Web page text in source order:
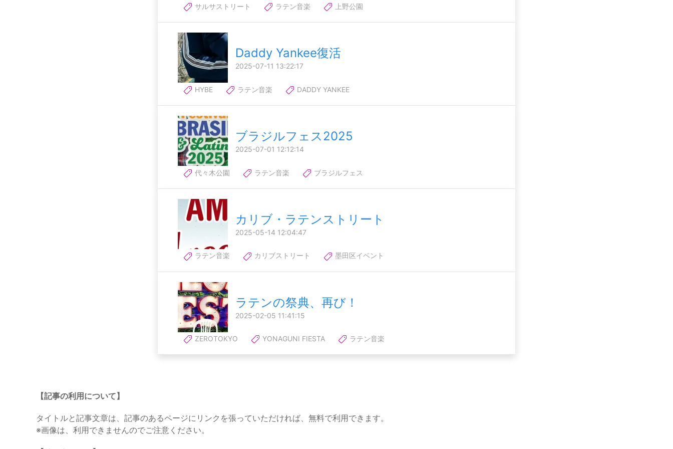
サルサストリート ラテン音楽 上野公園
Daddy Yankee復活
2025-07-11 13:22:17
HYBE ラテン音楽 DADDY YANKEE
ブラジルフェス2025
2025-07-01 12:12:14
代々木公園 ラテン音楽 ブラジルフェス
カリブ・ラテンストリート
2025-05-14 12:04:47
ラテン音楽 カリブストリート 墨田区イベント
ラテンの祭典、再び！
2025-02-05 11:41:15
ZEROTOKYO YONAGUNI FIESTA ラテン音楽
【記事の利用について】
タイトルと記事文章は、記事のあるページにリンクを張っていただければ、無料で利用できます。
※画像は、利用できませんのでご注意ください。